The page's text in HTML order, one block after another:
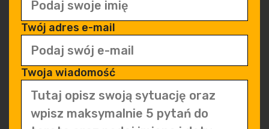
Twój adres e-mail
Twoja wiadomość